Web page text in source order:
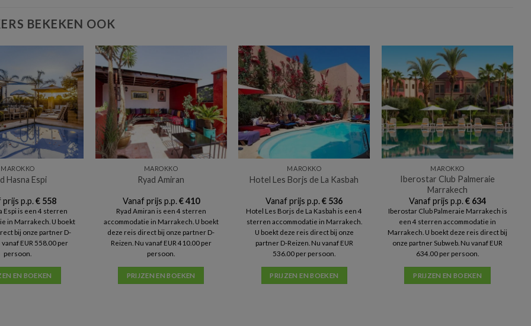
BEKEKEN OOK
MAROKKO
Hasna Espi
prijs p.p.€558
Espi is een 4 sterren
in Marrakech. U boekt
bij onze partner D-
vanaf EUR 558.00 per
persoon.
EN BOEKEN
MAROKKO
Ryad Amiran
Vanaf prijs p.p.€410
Ryad Amiran is een 4 sterren
accommodatie in Marrakech. U boekt
deze reis direct bij onze partner D-
Reizen. Nu vanaf EUR 410.00 per
persoon.
PRIJZEN EN BOEKEN
MAROKKO
Hotel Les Borjs de La Kasbah
Vanaf prijs p.p.€ 536
Hotel Les Borjs de La Kasbah is een 4
sterren accommodatie in Marrakech.
U boekt deze reis direct bij onze
partner D-Reizen. Nu vanaf EUR
536.00 per persoon.
PRIJZEN EN BOEKEN
MAROKKO
Iberostar Club Palmeraie
Marrakech
Vanaf prijs p.p.€ 634
Iberostar Club Palmeraie Marrakech is
een 4 sterren accommodatie in
Marrakech. U boekt deze reis direct bij
onze partner Subweb. Nu vanaf EUR
634.00 per persoon.
PRIJZEN EN BOEKEN